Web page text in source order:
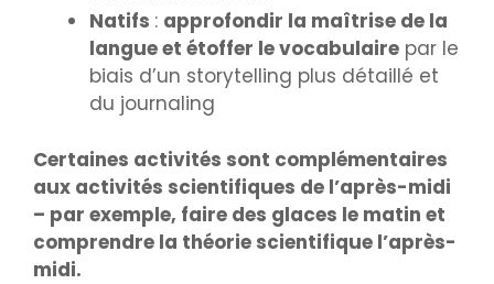
Natifs : approfondir la maîtrise de la
langue et étoffer le vocabulaire par le
biais d’un storytelling plus détaillé et
du journaling
Certaines activités sont complémentaires
aux activités scientifiques de l’après-midi
– par exemple, faire des glaces le matin et
comprendre la théorie scientifique l’après-
midi.